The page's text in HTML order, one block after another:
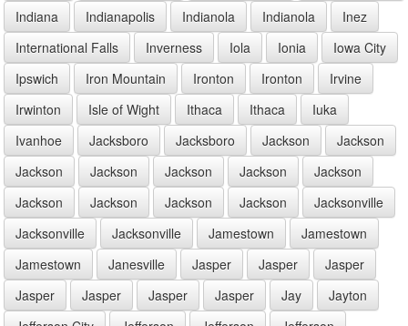
Indiana
Indianapolis Indianola Indianola
Inez
International Falls
Inverness Iola Ionia
Iowa City
Ipswich
Iron Mountain Ironton Ironton
Irvine
Irwinton
Isle of Wight Ithaca Ithaca
Iuka
Ivanhoe
Jacksboro Jacksboro Jackson
Jackson
Jackson
Jackson Jackson Jackson
Jackson
Jackson
Jackson Jackson Jackson
Jacksonville
Jacksonville
Jacksonville Jamestown
Jamestown
Jamestown
Janesville Jasper Jasper
Jasper
Jasper
Jasper Jasper Jasper Jay
Jayton